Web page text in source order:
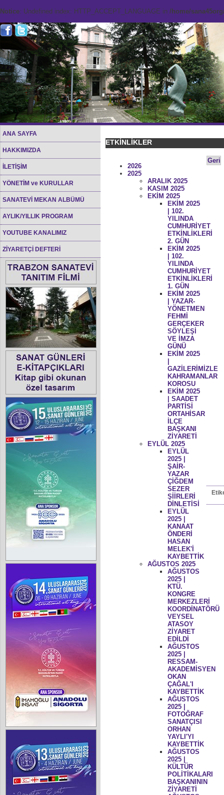
Notice: Undefined index: HTTP_ACCEPT_LANGUAGE in /home/
ANA SAYFA
HAKKIMIZDA
İLETİŞİM
YÖNETİM ve KURULLAR
SANATEVİ MEKAN ALBÜMÜ
AYLIK/YILLIK PROGRAM
YOUTUBE KANALIMIZ
ZİYARETÇİ DEFTERİ
ETKİNLİKLER
Geri
2026
2025
ARALIK 2025
KASIM 2025
EKİM 2025
EKİM 2025
| 102.
YILINDA
CUMHURİYET
ETKİNLİKLERİ
2. GÜN
EKİM 2025
| 102.
YILINDA
CUMHURİYET
ETKİNLİKLERİ
1. GÜN
EKİM 2025
| YAZAR-
YÖNETMEN
FEHMİ
GERÇEKER
SÖYLEŞİ
VE İMZA
GÜNÜ
EKİM 2025
GAZİLERİMİZLE
KAHRAMANLAR
KOROSU
EKİM 2025
| SAADET
PARTİSİ
ORTAHİSAR
İLÇE
BAŞKANI
ZİYARETİ
EYLÜL 2025
EYLÜL
2025 |
ŞAİR-
YAZAR
ÇİĞDEM
SEZER
ŞİİRLERİ
DİNLETİSİ
EYLÜL
2025 |
KANAAT
ÖNDERİ
HASAN
MELEK'İ
KAYBETTİK
AĞUSTOS 2025
AĞUSTOS
2025 |
KTÜ.
KONGRE
MERKEZLERİ
KOORDİNATÖRÜ
VEYSEL
ATASOY
ZİYARET
EDİLDİ
AĞUSTOS
2025 |
RESSAM-
AKADEMİSYEN
OKAN
ÇAĞAL'I
KAYBETTİK
AĞUSTOS
2025 |
FOTOĞRAF
SANATÇISI
ORHAN
YAYLI'YI
KAYBETTİK
AĞUSTOS
2025 |
KÜLTÜR
POLİTİKALARI
BAŞKANININ
ZİYARETİ